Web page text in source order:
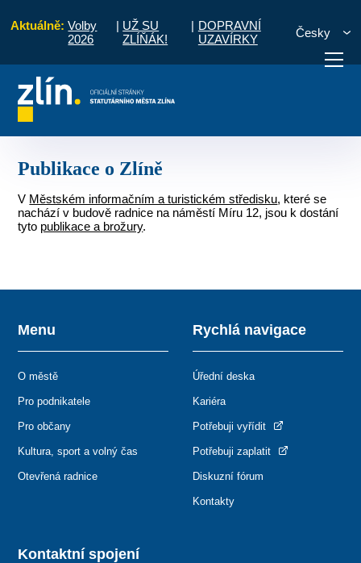
Aktuálně: Volby
2026
| UŽ SU
ZLÍŇÁK!
| DOPRAVNÍ
UZAVÍRKY
Česky
vyřídit Potřebuji zaplatit
Publikace o Zlíně
V Městském informačním a turistickém středisku, které se
nachází v budově radnice na náměstí Míru 12, jsou k dostání
tyto publikace a brožury.
Kontaktní spojení
Menu
O městě
Pro podnikatele
Pro občany
Kultura, sport a volný čas
Otevřená radnice
Rychlá navigace
Úřední deska
Kariéra
Potřebuji vyřídit
Potřebuji zaplatit
Diskuzní fórum
Kontakty